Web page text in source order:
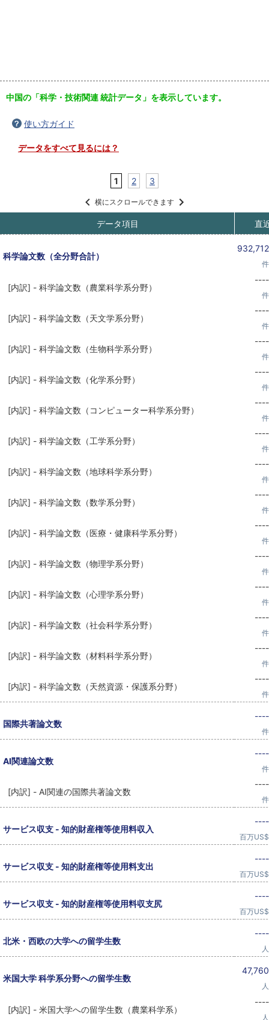
中国の「科学・技術関連 統計データ」を表示しています。
使い方ガイド
データをすべて見るには？
1 2 3
横にスクロールできます
データ項目 直
科学論文数（全分野合計）
932,712
件
[内訳] - 科学論文数（農業科学系分野）
----
件
[内訳] - 科学論文数（天文学系分野）
----
件
[内訳] - 科学論文数（生物科学系分野）
----
件
[内訳] - 科学論文数（化学系分野）
----
件
[内訳] - 科学論文数（コンピューター科学系分野）
----
件
[内訳] - 科学論文数（工学系分野）
----
件
[内訳] - 科学論文数（地球科学系分野）
----
件
[内訳] - 科学論文数（数学系分野）
----
件
[内訳] - 科学論文数（医療・健康科学系分野）
----
件
[内訳] - 科学論文数（物理学系分野）
----
件
[内訳] - 科学論文数（心理学系分野）
----
件
[内訳] - 科学論文数（社会科学系分野）
----
件
[内訳] - 科学論文数（材料科学系分野）
----
件
[内訳] - 科学論文数（天然資源・保護系分野）
----
件
国際共著論文数
----
件
AI関連論文数
----
件
[内訳] - AI関連の国際共著論文数
----
件
サービス収支 - 知的財産権等使用料収入
----
百万US$
サービス収支 - 知的財産権等使用料支出
----
百万US$
サービス収支 - 知的財産権等使用料収支尻
----
百万US$
北米・西欧の大学への留学生数
----
人
米国大学 科学系分野への留学生数
47,760
人
[内訳] - 米国大学への留学生数（農業科学系）
----
人